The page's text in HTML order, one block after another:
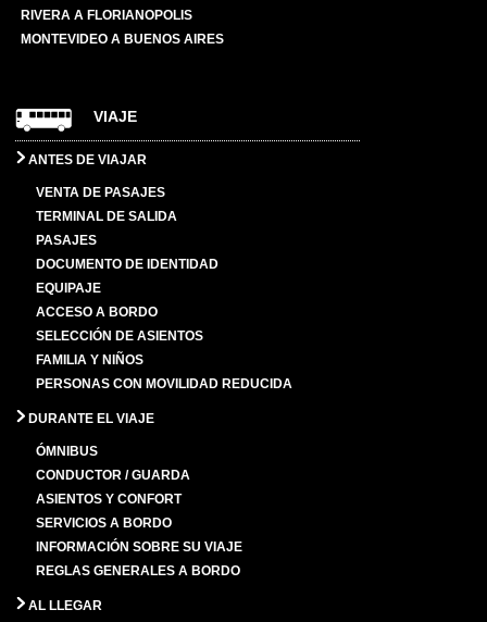
RIVERA A FLORIANOPOLIS
MONTEVIDEO A BUENOS AIRES
VIAJE
ANTES DE VIAJAR
VENTA DE PASAJES
TERMINAL DE SALIDA
PASAJES
DOCUMENTO DE IDENTIDAD
EQUIPAJE
ACCESO A BORDO
SELECCIÓN DE ASIENTOS
FAMILIA Y NIÑOS
PERSONAS CON MOVILIDAD REDUCIDA
DURANTE EL VIAJE
ÓMNIBUS
CONDUCTOR / GUARDA
ASIENTOS Y CONFORT
SERVICIOS A BORDO
INFORMACIÓN SOBRE SU VIAJE
REGLAS GENERALES A BORDO
AL LLEGAR